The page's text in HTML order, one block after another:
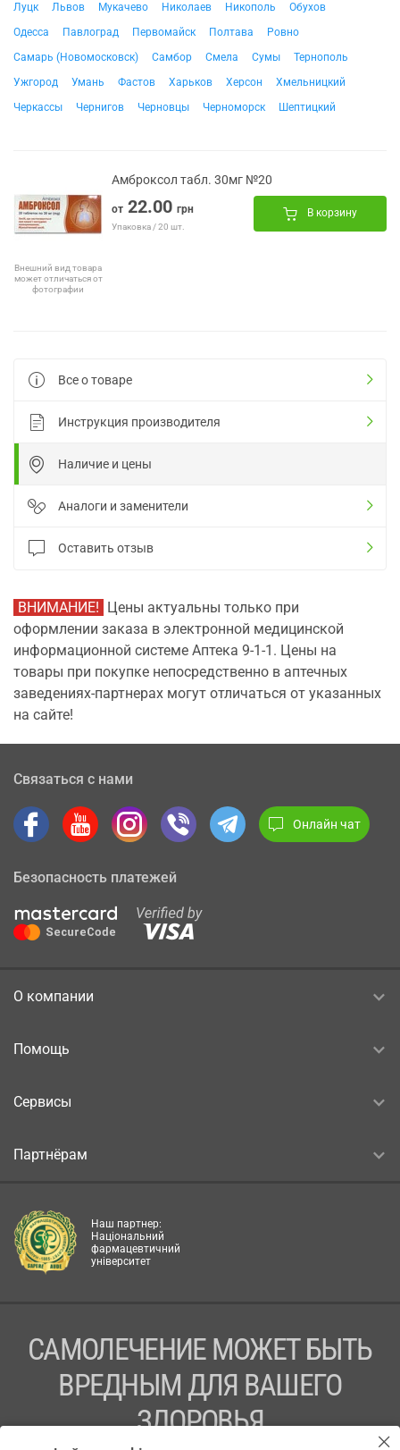
Луцк
Львов Мукачево Николаев Никополь
Обухов
Одесса
Павлоград Первомайск Полтава
Ровно
Самарь (Новомосковск)
Самбор Смела Сумы
Тернополь
Ужгород
Умань Фастов Харьков Херсон
Хмельницкий
Черкассы
Чернигов Черновцы Черноморск Шептицкий
Внешний вид товара
может отличаться от
фотографии
Амброксол табл. 30мг №20
от 22.00 грн
Упаковка / 20 шт.
В корзину
Все о товаре
Инструкция производителя
Наличие и цены
Аналоги и заменители
Оставить отзыв
ВНИМАНИЕ! Цены актуальны только при
оформлении заказа в электронной медицинской
информационной системе Аптека 9-1-1. Цены на
товары при покупке непосредственно в аптечных
заведениях-партнерах могут отличаться от указанных
на сайте!
Связаться с нами
Онлайн чат
Безопасность платежей
О компании
Помощь
Сервисы
Партнёрам
Наш партнер:
Національний
фармацевтичний
університет
САМОЛЕЧЕНИЕ МОЖЕТ БЫТЬ
ВРЕДНЫМ ДЛЯ ВАШЕГО
ЗДОРОВЬЯ